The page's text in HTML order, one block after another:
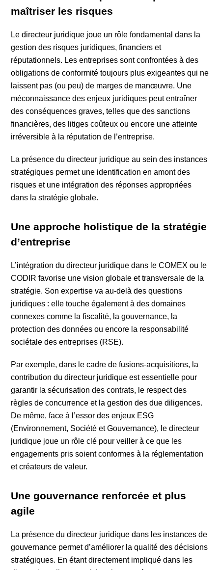
maîtriser les risques
Le directeur juridique joue un rôle fondamental dans la
gestion des risques juridiques, financiers et
réputationnels. Les entreprises sont confrontées à des
obligations de conformité toujours plus exigeantes qui ne
laissent pas (ou peu) de marges de manœuvre. Une
méconnaissance des enjeux juridiques peut entraîner
des conséquences graves, telles que des sanctions
financières, des litiges coûteux ou encore une atteinte
irréversible à la réputation de l’entreprise.
La présence du directeur juridique au sein des instances
stratégiques permet une identification en amont des
risques et une intégration des réponses appropriées
dans la stratégie globale.
Une approche holistique de la stratégie
d’entreprise
L’intégration du directeur juridique dans le COMEX ou le
CODIR favorise une vision globale et transversale de la
stratégie. Son expertise va au-delà des questions
juridiques : elle touche également à des domaines
connexes comme la fiscalité, la gouvernance, la
protection des données ou encore la responsabilité
sociétale des entreprises (RSE).
Par exemple, dans le cadre de fusions-acquisitions, la
contribution du directeur juridique est essentielle pour
garantir la sécurisation des contrats, le respect des
règles de concurrence et la gestion des due diligences.
De même, face à l’essor des enjeux ESG
(Environnement, Société et Gouvernance), le directeur
juridique joue un rôle clé pour veiller à ce que les
engagements pris soient conformes à la réglementation
et créateurs de valeur.
Une gouvernance renforcée et plus
agile
La présence du directeur juridique dans les instances de
gouvernance permet d’améliorer la qualité des décisions
stratégiques. En étant directement impliqué dans les